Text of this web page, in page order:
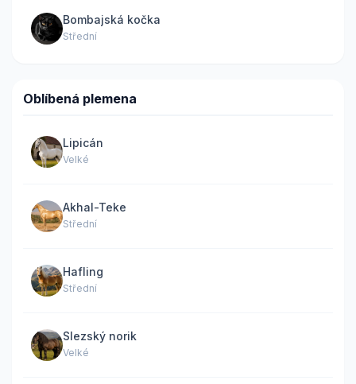
Bombajská kočka
Střední
Oblíbená plemena
Lipicán
Velké
Akhal-Teke
Střední
Hafling
Střední
Slezský norik
Velké